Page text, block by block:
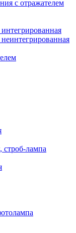
с отражателем
лампа